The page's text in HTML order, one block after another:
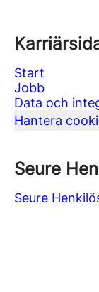
Start
Jobb
Data och
Hantera
Seure
Seure